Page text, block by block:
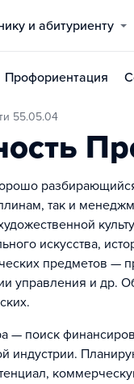
и абитуриенту
Профориентация
55.05.04
так и
искусства,
предметов —
управления и др.
— поиск
индустрии.